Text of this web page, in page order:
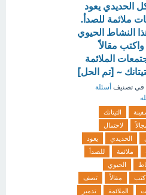
الحديدي يعود
ملائمة للصدأ.
النشاط الحيوي
مقالاً
الملائمة
~ [تم الحل]
في تصنيف أسئلة
التيتانك
لاحتمال
الحديدي
يعود
ملائمة
للصدأ
الحيوي
مقالاً
تصف
الملائمة تدمير